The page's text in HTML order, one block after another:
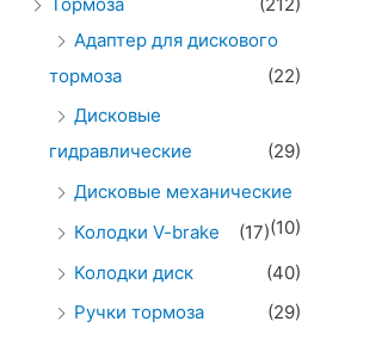
Адаптер для дискового
тормоза
(22)
Дисковые
гидравлические
(29)
Дисковые механические
(10)
Колодки V-brake
(17)
Колодки диск
(40)
Ручки тормоза
(29)